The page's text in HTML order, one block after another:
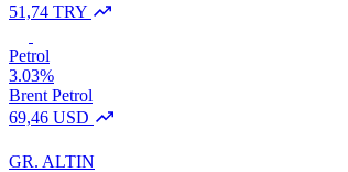
51,74 TRY
Petrol
3.03%
Brent Petrol
69,46 USD
GR. ALTIN